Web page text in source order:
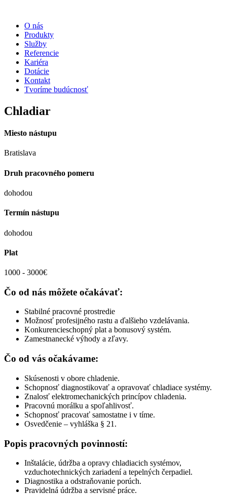
O nás
Produkty
Služby
Referencie
Kariéra
Dotácie
Kontakt
Tvoríme budúcnosť
Chladiar
Miesto nástupu
Bratislava
Druh pracovného pomeru
dohodou
Termín nástupu
dohodou
Plat
1000 - 3000€
Čo od nás môžete očakávať:
Stabilné pracovné prostredie
Možnosť profesijného rastu a ďalšieho vzdelávania.
Konkurencieschopný plat a bonusový systém.
Zamestnanecké výhody a zľavy.
Čo od vás očakávame:
Skúsenosti v obore chladenie.
Schopnosť diagnostikovať a opravovať chladiace systémy.
Znalosť elektromechanických princípov chladenia.
Pracovnú morálku a spoľahlivosť.
Schopnosť pracovať samostatne i v tíme.
Osvedčenie – vyhláška § 21.
Popis pracovných povinností:
Inštalácie, údržba a opravy chladiacich systémov,
vzduchotechnických zariadení a tepelných čerpadiel.
Diagnostika a odstraňovanie porúch.
Pravidelná údržba a servisné práce.